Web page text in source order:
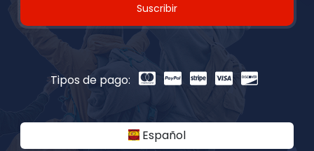
Suscribir
Tipos de pago:
Español